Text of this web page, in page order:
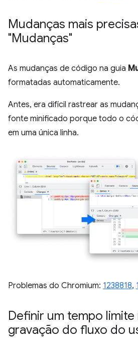
Mudanças mais
"Mudanças"
As mudanças de código na guia
formatadas automaticamente.
Antes, era difícil rastrear as
fonte minificado porque todo o
em uma única linha.
Problemas do Chromium: 1238818,
Definir um tempo limite
gravação do fluxo do